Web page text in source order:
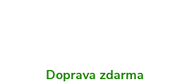
Doprava zdarma